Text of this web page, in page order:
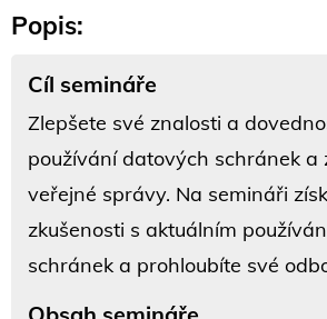
Popis:
Cíl semináře
Zlepšete své znalosti a
používání datových schránek a
veřejné správy. Na semináři
zkušenosti s aktuálním
schránek a prohloubíte své